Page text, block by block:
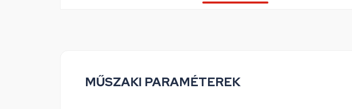
MŰSZAKI PARAMÉTEREK